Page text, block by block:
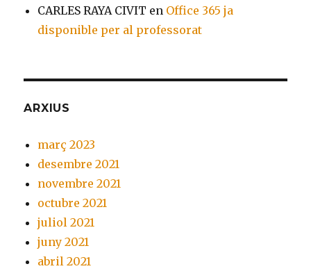
CARLES RAYA CIVIT en Office 365 ja
disponible per al professorat
ARXIUS
març 2023
desembre 2021
novembre 2021
octubre 2021
juliol 2021
juny 2021
abril 2021